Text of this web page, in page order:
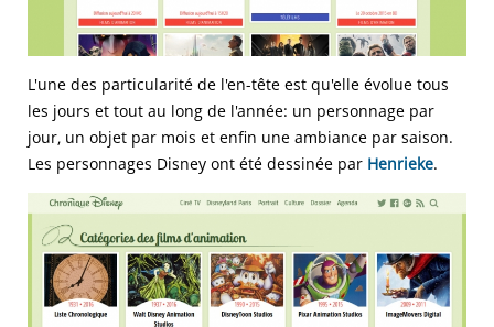
L'une des particularité de l'en-tête est qu'elle évolue tous
les jours et tout au long de l'année: un personnage par
jour, un objet par mois et enfin une ambiance par saison.
Les personnages Disney ont été dessinée par Henrieke.